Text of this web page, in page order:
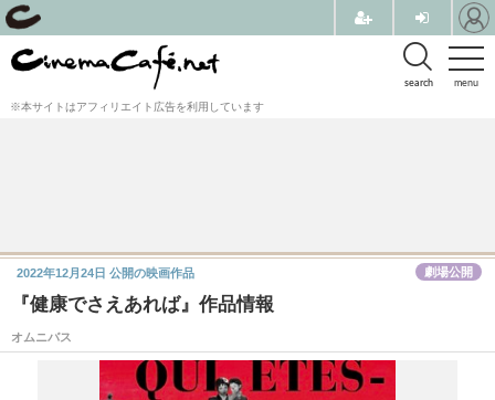
menu
search
※本サイトはアフィリエイト広告を利用しています
『健康でさえあれば』作品情報
オムニバス
2022年12月24日 公開の映画作品 劇場公開